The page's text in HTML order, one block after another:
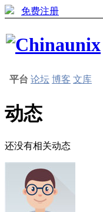
免费注册
平台 论坛 博客 文库
动态
还没有相关动态